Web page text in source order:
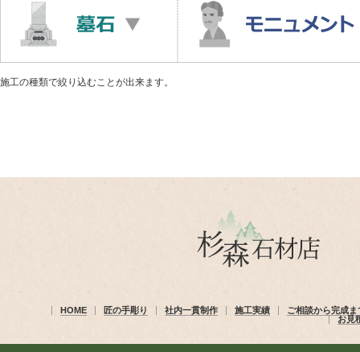
施工の種類で絞り込むことが出来ます。
HOME 匠の手彫り 社内一貫制作 施工実績
ご相談から完成ま
お見